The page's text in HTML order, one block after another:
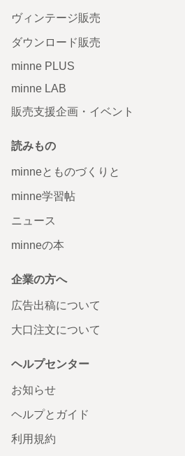
ヴィンテージ販売
ダウンロード販売
minne PLUS
minne LAB
販売支援企画・イベント
読みもの
minneとものづくりと
minne学習帖
ニュース
minneの本
企業の方へ
広告出稿について
大口注文について
ヘルプセンター
お知らせ
ヘルプとガイド
利用規約